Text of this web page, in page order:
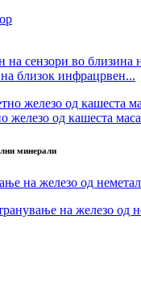
близок инфрацрвен...
железо од кашеста маса
минерали